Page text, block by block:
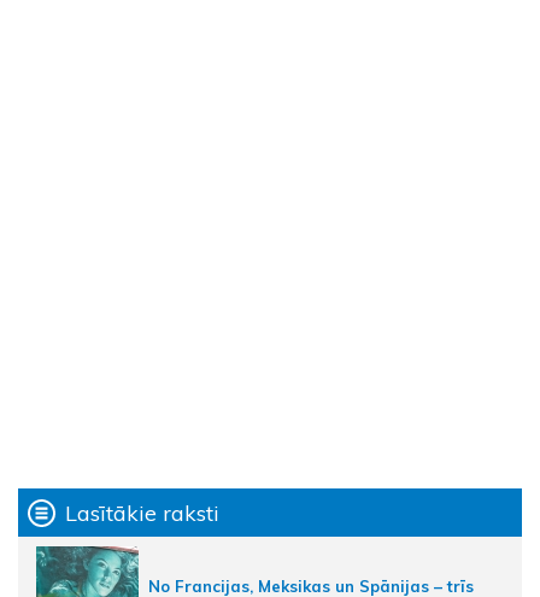
Lasītākie raksti
No Francijas, Meksikas un Spānijas – trīs